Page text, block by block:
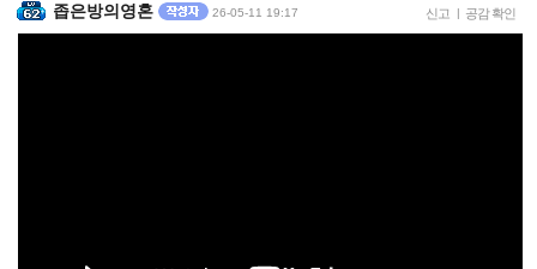
좁은방의영혼 26-05-11 19:17 신고 공감 확인